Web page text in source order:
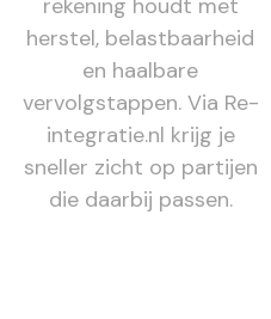
herstel, belastbaarheid
en haalbare
vervolgstappen. Via Re-
integratie.nl krijg je
sneller zicht op partijen
die daarbij passen.